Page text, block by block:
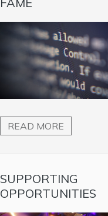
READ MORE
SUPPORTING
OPPORTUNITIES